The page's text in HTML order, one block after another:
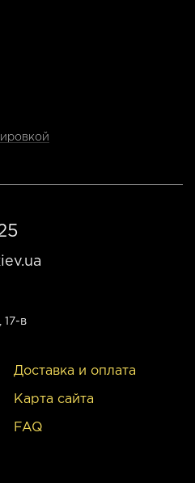
17-в
Доставка и оплата
Карта сайта
FAQ